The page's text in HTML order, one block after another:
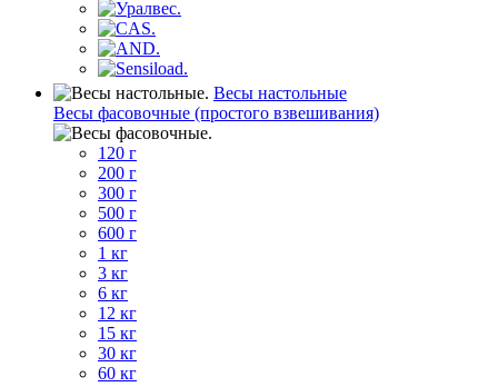
Весы настольные
Весы фасовочные (простого взвешивания)
120 г
200 г
300 г
500 г
600 г
1 кг
3 кг
6 кг
12 кг
15 кг
30 кг
60 кг